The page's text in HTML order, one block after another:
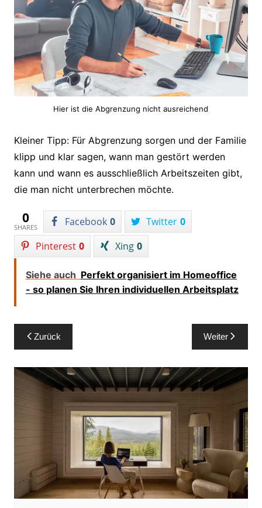
Hier ist die Abgrenzung nicht ausreichend
Kleiner Tipp: Für Abgrenzung sorgen und der Familie
klipp und klar sagen, wann man gestört werden
kann und wann es ausschließlich Arbeitszeiten gibt,
die man nicht unterbrechen möchte.
0
SHARES Facebook 0 Twitter 0
Pinterest 0 Xing 0
Siehe auch Perfekt organisiert im Homeoffice
- so planen Sie Ihren individuellen Arbeitsplatz
Beitragsnavigation
Zurück Weiter